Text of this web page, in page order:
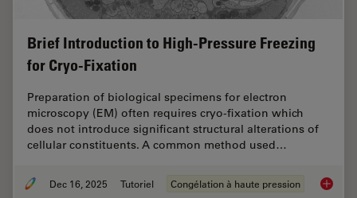
Brief Introduction to High-Pressure Freezing
for Cryo-Fixation
Preparation of biological specimens for electron
microscopy (EM) often requires cryo-fixation which
does not introduce significant structural alterations of
cellular constituents. A common method used…
Dec 16, 2025 Tutoriel Congélation à haute pression Brief